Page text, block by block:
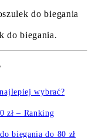
do biegania
do biegania.
wybrać?
zł – Ranking
biegania do 80 zł